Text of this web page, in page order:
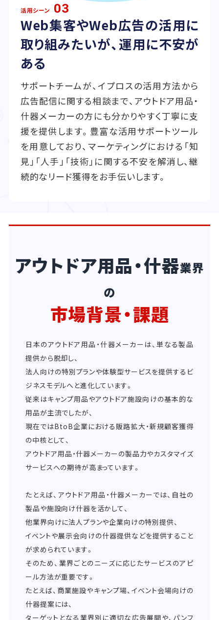
活用シーン 03
Web集客やWeb広告の活用に
取り組みたいが、運用に不安が
ある
サポートチームが、イプロスの活用方法から
広告配信に関する相談まで、アウトドア用品・
什器メーカーの方にも分かりやすく丁寧に支
援を提供します。豊富な活用サポートツール
を用意しており、マーケティングにおける「知
見」「人手」「技術」に関する不安を解消し、継
続的なリード獲得をお手伝いします。
アウトドア用品・什器業界
の
市場背景・課題
日本のアウトドア用品・什器メーカーは、単なる製品
提供から脱却し、
法人向けの特別プランや体験型サービスを提供するビ
ジネスモデルへと進化しています。
従来はキャンプ用品やアウトドア施設向けの基本的な
用品が主流でしたが、
現在ではBtoB企業における販路拡大・新規顧客獲得
の中核として、
アウトドア用品・什器メーカーの製品力やカスタマイズ
サービスへの期待が高まっています。
たとえば、アウトドア用品・什器メーカーでは、自社の
製品や施設向け什器を活かして、
他業界向けに法人プランや企業向けの特別提供、
イベントや展示会向けの什器提供などを提供すること
が求められています。
そのため、業界ごとのニーズに応じたサービスのアピ
ール方法が重要です。
たとえば、商業施設やキャンプ場、イベント会場向けの
什器提案には、
ターゲットとなる業界別に適切な広告展開や、パンフ